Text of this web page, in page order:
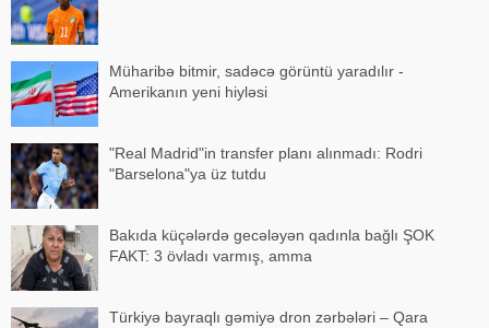
Müharibə bitmir, sadəcə görüntü yaradılır -
Amerikanın yeni hiyləsi
"Real Madrid"in transfer planı alınmadı: Rodri
"Barselona"ya üz tutdu
Bakıda küçələrdə gecələyən qadınla bağlı ŞOK
FAKT: 3 övladı varmış, amma
Türkiyə bayraqlı gəmiyə dron zərbələri – Qara